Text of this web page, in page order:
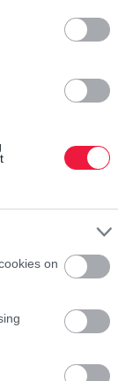
on
Ennyit
A
mire
feltűnő
rectangle